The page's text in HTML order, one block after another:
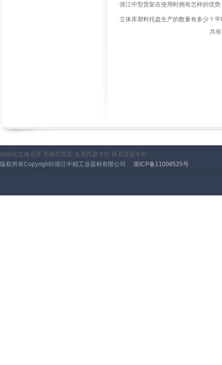
· 浙江中型货架在使用时拥有怎样的优势
· 立体库塑料托盘生产的数量有多少？
共
自动化立体仓库 穿梭车货架 金属托盘专栏 模具货架专栏
版权所有Copyright©浙江中精工业器材有限公司
浙ICP备11008525号